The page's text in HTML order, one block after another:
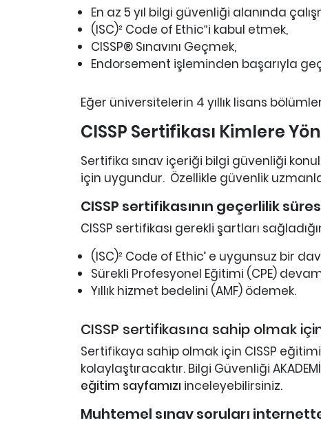
En az 5 yıl bilgi güvenliği alanında
(ISC)² Code of Ethic‟i kabul etmek,
CISSP® Sınavını Geçmek,
Endorsement işleminden başarıyla
Eğer üniversitelerin 4 yıllık lisans
CISSP Sertifikası Kimlere
Sertifika sınav içeriği bilgi güvenliği
için uygundur. Özellikle güvenlik
CISSP sertifikasının geçerlilik
CISSP sertifikası gerekli şartları
(ISC)² Code of Ethic’ e uygunsuz bir
Sürekli Profesyonel Eğitimi (CPE)
Yıllık hizmet bedelini (AMF) ödemek.
CISSP sertifikasına sahip olmak
Sertifikaya sahip olmak için CISSP
kolaylaştıracaktır. Bilgi Güvenliği
eğitim sayfamızı inceleyebilirsiniz.
Muhtemel sınav soruları